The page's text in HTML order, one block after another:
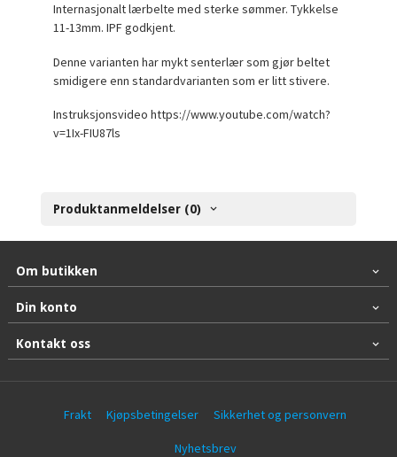
Internasjonalt lærbelte med sterke sømmer. Tykkelse
11-13mm. IPF godkjent.
Denne varianten har mykt senterlær som gjør beltet
smidigere enn standardvarianten som er litt stivere.
Instruksjonsvideo https://www.youtube.com/watch?
v=1Ix-FIU87ls
Produktanmeldelser (0)
Om butikken
Din konto
Kontakt oss
Frakt Kjøpsbetingelser Sikkerhet og personvern
Nyhetsbrev